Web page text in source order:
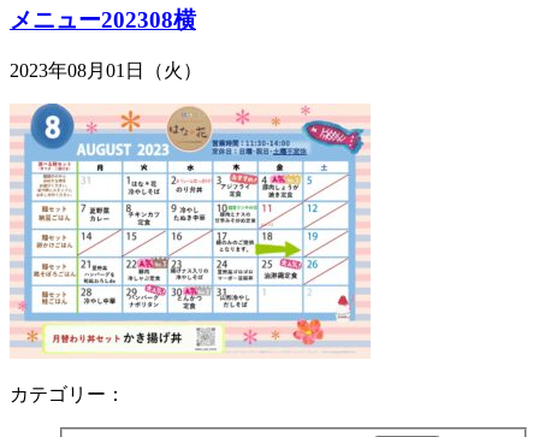
メニュー202308横
2023年08月01日（火）
カテゴリー：